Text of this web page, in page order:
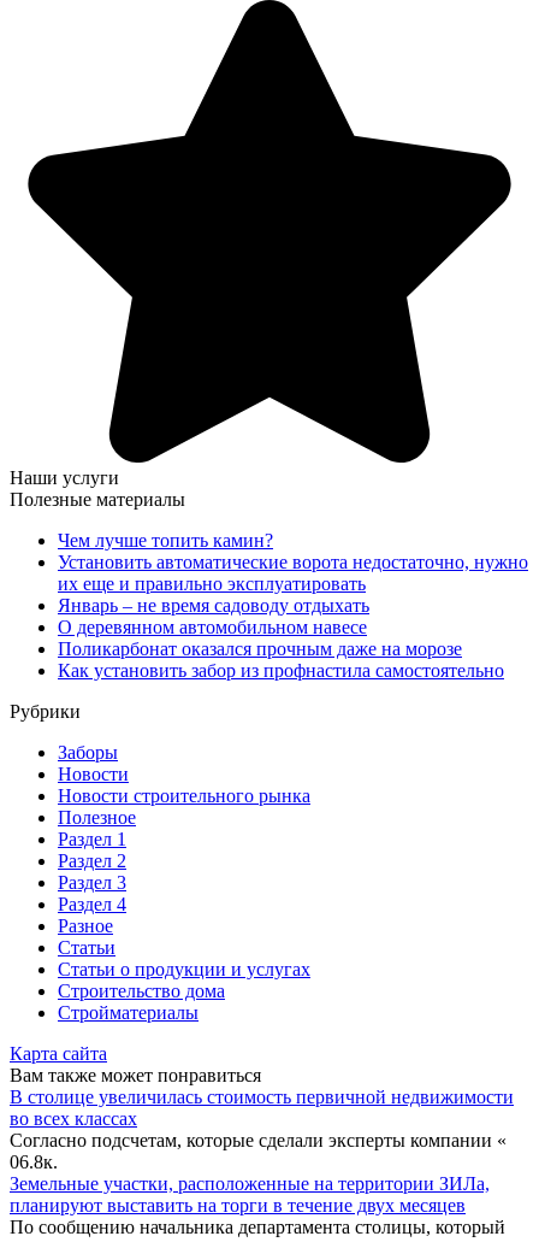
Наши услуги
Полезные материалы
Чем лучше топить камин?
Установить автоматические ворота недостаточно, нужно
их еще и правильно эксплуатировать
Январь – не время садоводу отдыхать
О деревянном автомобильном навесе
Поликарбонат оказался прочным даже на морозе
Как установить забор из профнастила самостоятельно
Рубрики
Заборы
Новости
Новости строительного рынка
Полезное
Раздел 1
Раздел 2
Раздел 3
Раздел 4
Разное
Статьи
Статьи o продукции и услугах
Строительство дома
Стройматериалы
Карта сайта
Вам также может понравиться
В столице увеличилась стоимость первичной недвижимости
во всех классах
Согласно подсчетам, которые сделали эксперты компании «
06.8к.
Земельные участки, расположенные на территории ЗИЛа,
планируют выставить на торги в течение двух месяцев
По сообщению начальника департамента столицы, который